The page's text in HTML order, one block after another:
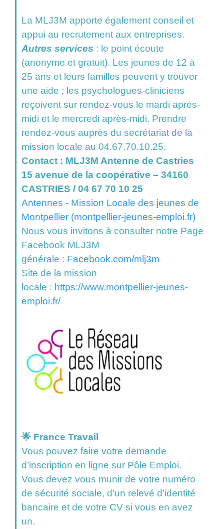
La MLJ3M apporte également conseil et
appui au recrutement aux entreprises.
Autres services : le point écoute
(anonyme et gratuit). Les jeunes de 12 à
25 ans et leurs familles peuvent y trouver
une aide ; les psychologues-cliniciens
reçoivent sur rendez-vous le mardi après-
midi et le mercredi après-midi. Prendre
rendez-vous auprès du secrétariat de la
mission locale au 04.67.70.10.25.
Contact : MLJ3M Antenne de Castries
15 avenue de la coopérative – 34160
CASTRIES / 04 67 70 10 25
Antennes - Mission Locale des jeunes de
Montpellier (montpellier-jeunes-emploi.fr)
Nous vous invitons à consulter notre Page
Facebook MLJ3M
générale : Facebook.com/mlj3m
Site de la mission
locale : https://www.montpellier-jeunes-
emploi.fr/
🌟 France Travail
Vous pouvez faire votre demande
d’inscription en ligne sur Pôle Emploi.
Vous devez vous munir de votre numéro
de sécurité sociale, d’un relevé d’identité
bancaire et de votre CV si vous en avez
un.